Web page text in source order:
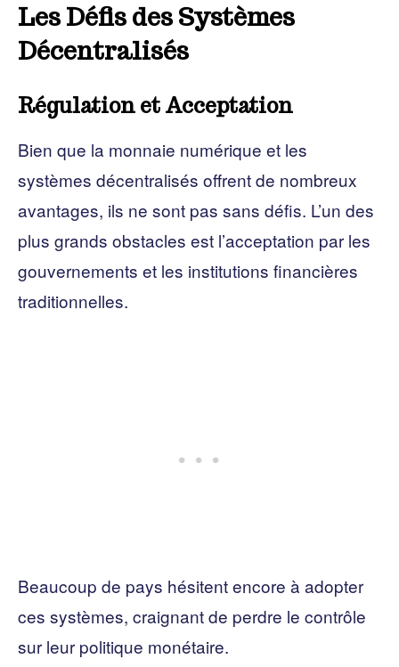
Les Défis des Systèmes
Décentralisés
Régulation et Acceptation
Bien que la monnaie numérique et les
systèmes décentralisés offrent de nombreux
avantages, ils ne sont pas sans défis. L’un des
plus grands obstacles est l’acceptation par les
gouvernements et les institutions financières
traditionnelles.
Beaucoup de pays hésitent encore à adopter
ces systèmes, craignant de perdre le contrôle
sur leur politique monétaire.